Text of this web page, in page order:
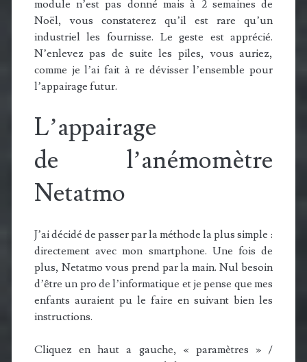
module n’est pas donné mais à 2 semaines de
Noël, vous constaterez qu’il est rare qu’un
industriel les fournisse. Le geste est apprécié.
N’enlevez pas de suite les piles, vous auriez,
comme je l’ai fait à re dévisser l’ensemble pour
l’appairage futur.
L’appairage
de l’anémomètre
Netatmo
J’ai décidé de passer par la méthode la plus simple :
directement avec mon smartphone. Une fois de
plus, Netatmo vous prend par la main. Nul besoin
d’être un pro de l’informatique et je pense que mes
enfants auraient pu le faire en suivant bien les
instructions.
Cliquez en haut a gauche, « paramètres » /